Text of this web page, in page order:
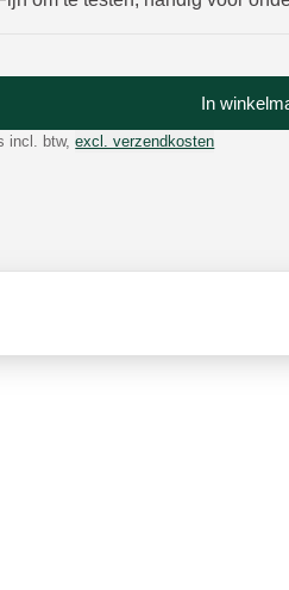
In
incl. btw, excl. verzendkosten